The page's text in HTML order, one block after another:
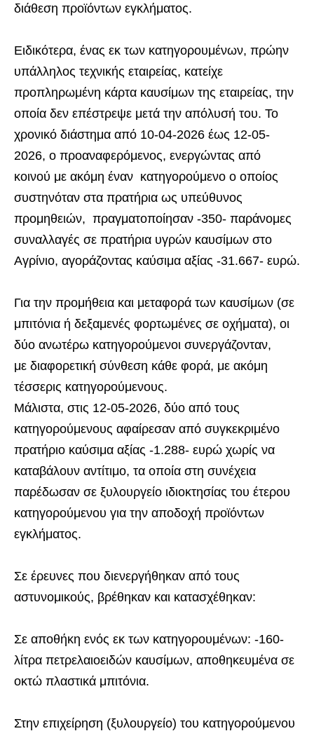
διάθεση προϊόντων εγκλήματος.
Ειδικότερα, ένας εκ των κατηγορουμένων, πρώην
υπάλληλος τεχνικής εταιρείας, κατείχε
προπληρωμένη κάρτα καυσίμων της εταιρείας, την
οποία δεν επέστρεψε μετά την απόλυσή του. Το
χρονικό διάστημα από 10-04-2026 έως 12-05-
2026, ο προαναφερόμενος, ενεργώντας από
κοινού με ακόμη έναν κατηγορούμενο ο οποίος
συστηνόταν στα πρατήρια ως υπεύθυνος
προμηθειών, πραγματοποίησαν -350- παράνομες
συναλλαγές σε πρατήρια υγρών καυσίμων στο
Αγρίνιο, αγοράζοντας καύσιμα αξίας -31.667- ευρώ.
Για την προμήθεια και μεταφορά των καυσίμων (σε
μπιτόνια ή δεξαμενές φορτωμένες σε οχήματα), οι
δύο ανωτέρω κατηγορούμενοι συνεργάζονταν,
με διαφορετική σύνθεση κάθε φορά, με ακόμη
τέσσερις κατηγορούμενους.
Μάλιστα, στις 12-05-2026, δύο από τους
κατηγορούμενους αφαίρεσαν από συγκεκριμένο
πρατήριο καύσιμα αξίας -1.288- ευρώ χωρίς να
καταβάλουν αντίτιμο, τα οποία στη συνέχεια
παρέδωσαν σε ξυλουργείο ιδιοκτησίας του έτερου
κατηγορούμενου για την αποδοχή προϊόντων
εγκλήματος.
Σε έρευνες που διενεργήθηκαν από τους
αστυνομικούς, βρέθηκαν και κατασχέθηκαν:
Σε αποθήκη ενός εκ των κατηγορουμένων: -160-
λίτρα πετρελαιοειδών καυσίμων, αποθηκευμένα σε
οκτώ πλαστικά μπιτόνια.
Στην επιχείρηση (ξυλουργείο) του κατηγορούμενου